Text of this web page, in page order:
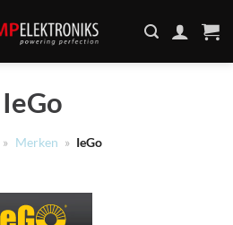
IeGo
» Merken » IeGo